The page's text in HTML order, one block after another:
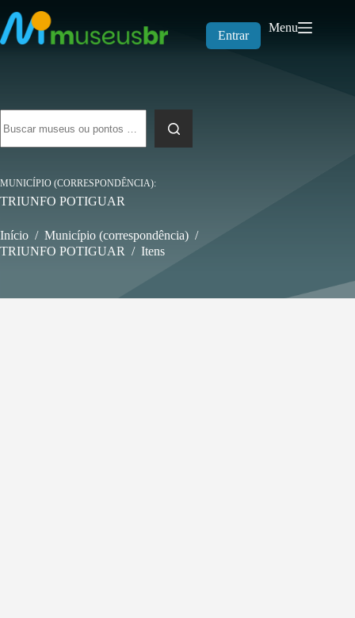
para
o
conteúdo
Entrar
Menu
resultados
MUNICÍPIO (CORRESPONDÊNCIA)
TRIUNFO POTIGUAR
Início / Município (correspondência) /
TRIUNFO POTIGUAR / Itens